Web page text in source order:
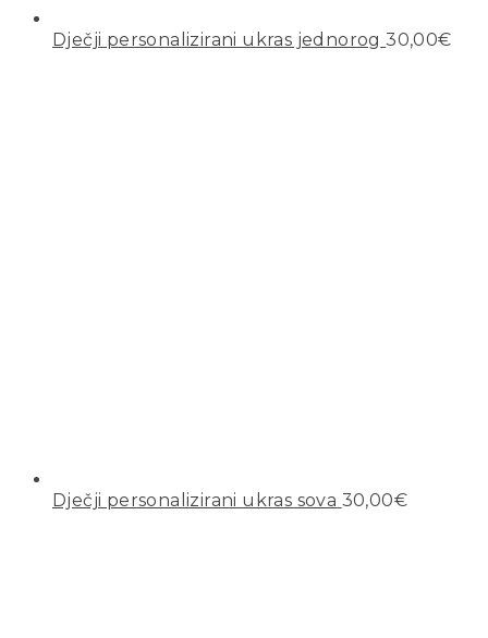
Dječji personalizirani ukras jednorog 30,00€
Dječji personalizirani ukras sova 30,00€